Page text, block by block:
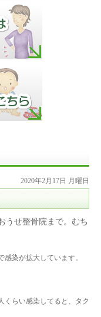
2020年2月17日 月曜日
うせ整骨院まで。むち
染が拡大しています。
くらい感染してると、タク